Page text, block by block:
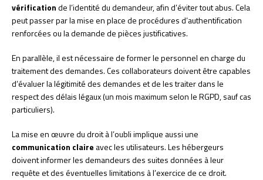
vérificationde l’identité du demandeur, afin d’éviter tout abus. Cela
peut passer par la mise en place de procédures d’authentification
renforcées ou la demande de pièces justificatives.
En parallèle, il est nécessaire de former le personnel en charge du
traitement des demandes. Ces collaborateurs doivent être capables
d’évaluer la légitimité des demandes et de les traiter dans le
respect des délais légaux (un mois maximum selon le RGPD, sauf cas
particuliers).
La mise en œuvre du droit à l’oubli implique aussi une
communication claire avec les utilisateurs. Les hébergeurs
doivent informer les demandeurs des suites données à leur
requête et des éventuelles limitations à l’exercice de ce droit.